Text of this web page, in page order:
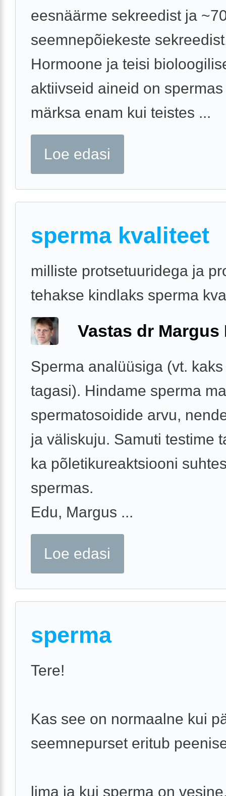
eesnäärme sekreedist ja
seemnepõiekeste
Hormoone ja teisi
aktiivseid aineid on
märksa enam kui teistes ...
Loe edasi
sperma kvaliteet
milliste protsetuuridega ja
tehakse kindlaks sperma
Vastas dr Margus
Sperma analüüsiga (vt.
tagasi). Hindame sperma
spermatosoidide arvu,
ja väliskuju. Samuti testime
ka põletikureaktsiooni
spermas.
Edu, Margus ...
Loe edasi
sperma
Tere!
Kas see on normaalne kui
seemnepurset eritub
lima ja kui sperma on